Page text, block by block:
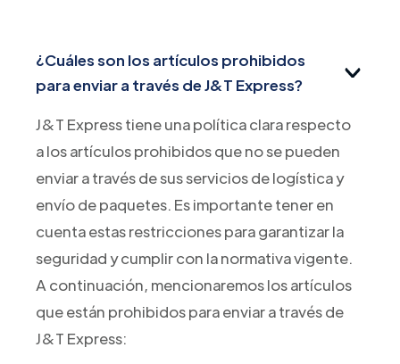
¿Cuáles son los artículos prohibidos
para enviar a través de J&T Express?
J&T Express tiene una política clara respecto
a los artículos prohibidos que no se pueden
enviar a través de sus servicios de logística y
envío de paquetes. Es importante tener en
cuenta estas restricciones para garantizar la
seguridad y cumplir con la normativa vigente.
A continuación, mencionaremos los artículos
que están prohibidos para enviar a través de
J&T Express: